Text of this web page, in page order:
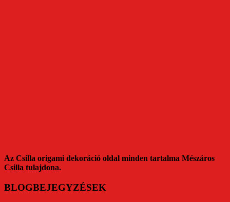
Az Csilla origami dekoráció oldal minden tartalma Mészáros
Csilla tulajdona.
BLOGBEJEGYZÉSEK